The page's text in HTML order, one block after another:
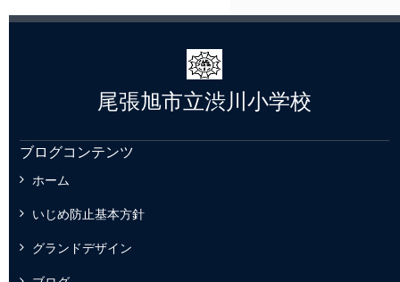
尾張旭市立渋川小学校
ブログコンテンツ
ホーム
いじめ防止基本方針
グランドデザイン